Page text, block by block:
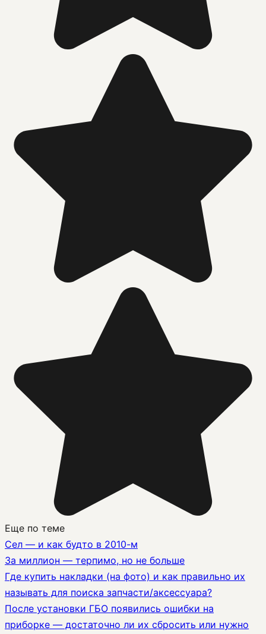
Еще по теме
Сел — и как будто в 2010-м
За миллион — терпимо, но не больше
Где купить накладки (на фото) и как правильно их
называть для поиска запчасти/аксессуара?
После установки ГБО появились ошибки на
приборке — достаточно ли их сбросить или нужно